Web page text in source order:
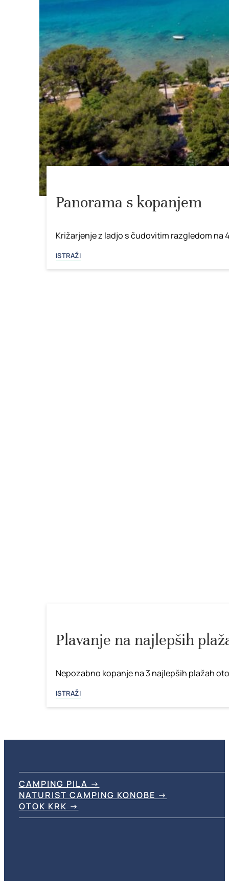
Panorama s kopanjem
Križarjenje z ladjo s čudovitim razgledom na
ISTRAŽI
Plavanje na najlepših
Nepozabno kopanje na 3 najlepših plažah
ISTRAŽI
CAMPING PILA →
NATURIST CAMPING KONOBE →
OTOK KRK →